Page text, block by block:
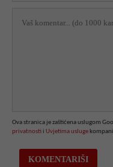
Ova stranica je zaštićena uslugom
privatnosti i Uvjetima usluge